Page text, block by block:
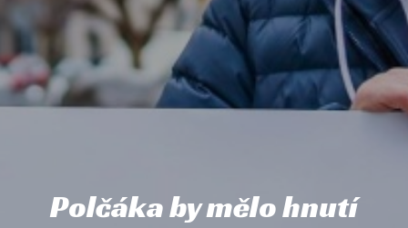
Polčáka by mělo hnutí